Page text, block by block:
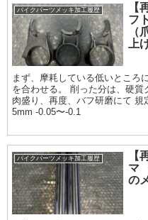
バイクパーツメッキ加工履歴
【
フ
（
上
まず、摩耗している低いところ
を合わせる。 削った分は、硬
肉盛り、再度、バフ研磨にて
5mm -0.05〜-0.1
バイクパーツメッキ加工履歴
【
マ
の